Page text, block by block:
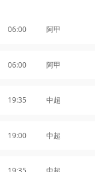
06:00 阿甲
06:00 阿甲
19:35 中超
19:00 中超